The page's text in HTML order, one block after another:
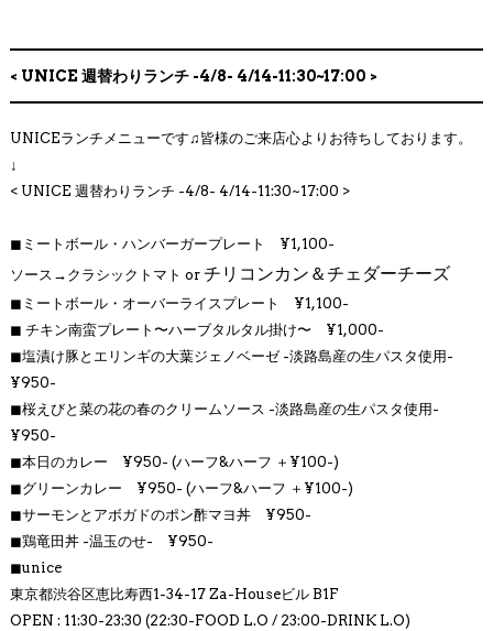
< UNICE 週替わりランチ -4/8- 4/14-11:30~17:00 >
UNICEランチメニューです♫皆様のご来店心よりお待ちしております。
↓
< UNICE 週替わりランチ -4/8- 4/14-11:30~17:00 >
◼︎ ミートボール・ハンバーガープレート ¥1,100-
ソース→クラシックトマト or チリコンカン＆チェダーチーズ
◼︎ ミートボール・オーバーライスプレート ¥1,100-
◼︎ チキン南蛮プレート〜ハーブタルタル掛け〜¥1,000-
◼︎塩漬け豚とエリンギの大葉ジェノベーゼ -淡路島産の生パスタ使用-
¥950-
◼︎桜えびと菜の花の春のクリームソース -淡路島産の生パスタ使用-
¥950-
◼︎本日のカレー ¥950- (ハーフ&ハーフ ＋¥100-)
◼︎グリーンカレー ¥950- (ハーフ&ハーフ ＋¥100-)
◼︎サーモンとアボガドのポン酢マヨ丼 ¥950-
◼︎鶏竜田丼 -温玉のせ- ¥950-
◼︎unice
東京都渋谷区恵比寿西1-34-17 Za-Houseビル B1F
OPEN : 11:30-23:30 (22:30-FOOD L.O / 23:00-DRINK L.O)